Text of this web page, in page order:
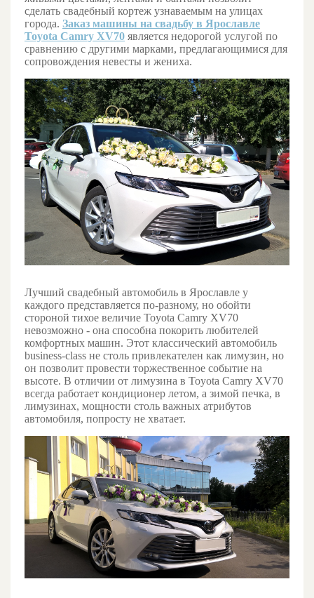
сделать свадебный кортеж узнаваемым на улицах
города. Заказ машины на свадьбу в Ярославле
Toyota Camry XV70 является недорогой услугой по
сравнению с другими марками, предлагающимися для
сопровождения невесты и жениха.
Лучший свадебный автомобиль в Ярославле у
каждого представляется по-разному, но обойти
стороной тихое величие Toyota Camry XV70
невозможно - она способна покорить любителей
комфортных машин. Этот классический автомобиль
business-class не столь привлекателен как лимузин, но
он позволит провести торжественное событие на
высоте. В отличии от лимузина в Toyota Camry XV70
всегда работает кондиционер летом, а зимой печка, в
лимузинах, мощности столь важных атрибутов
автомобиля, попросту не хватает.